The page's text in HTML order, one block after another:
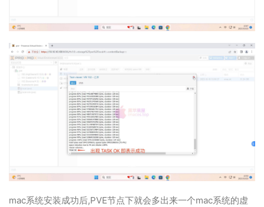
mac系统安装成功后,PVE节点下就会多出来一个mac系统的虚